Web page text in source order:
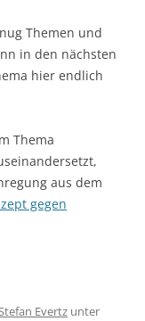
Themen und
in den nächsten
hier endlich
Thema
aus dem
gegen
Evertz unter